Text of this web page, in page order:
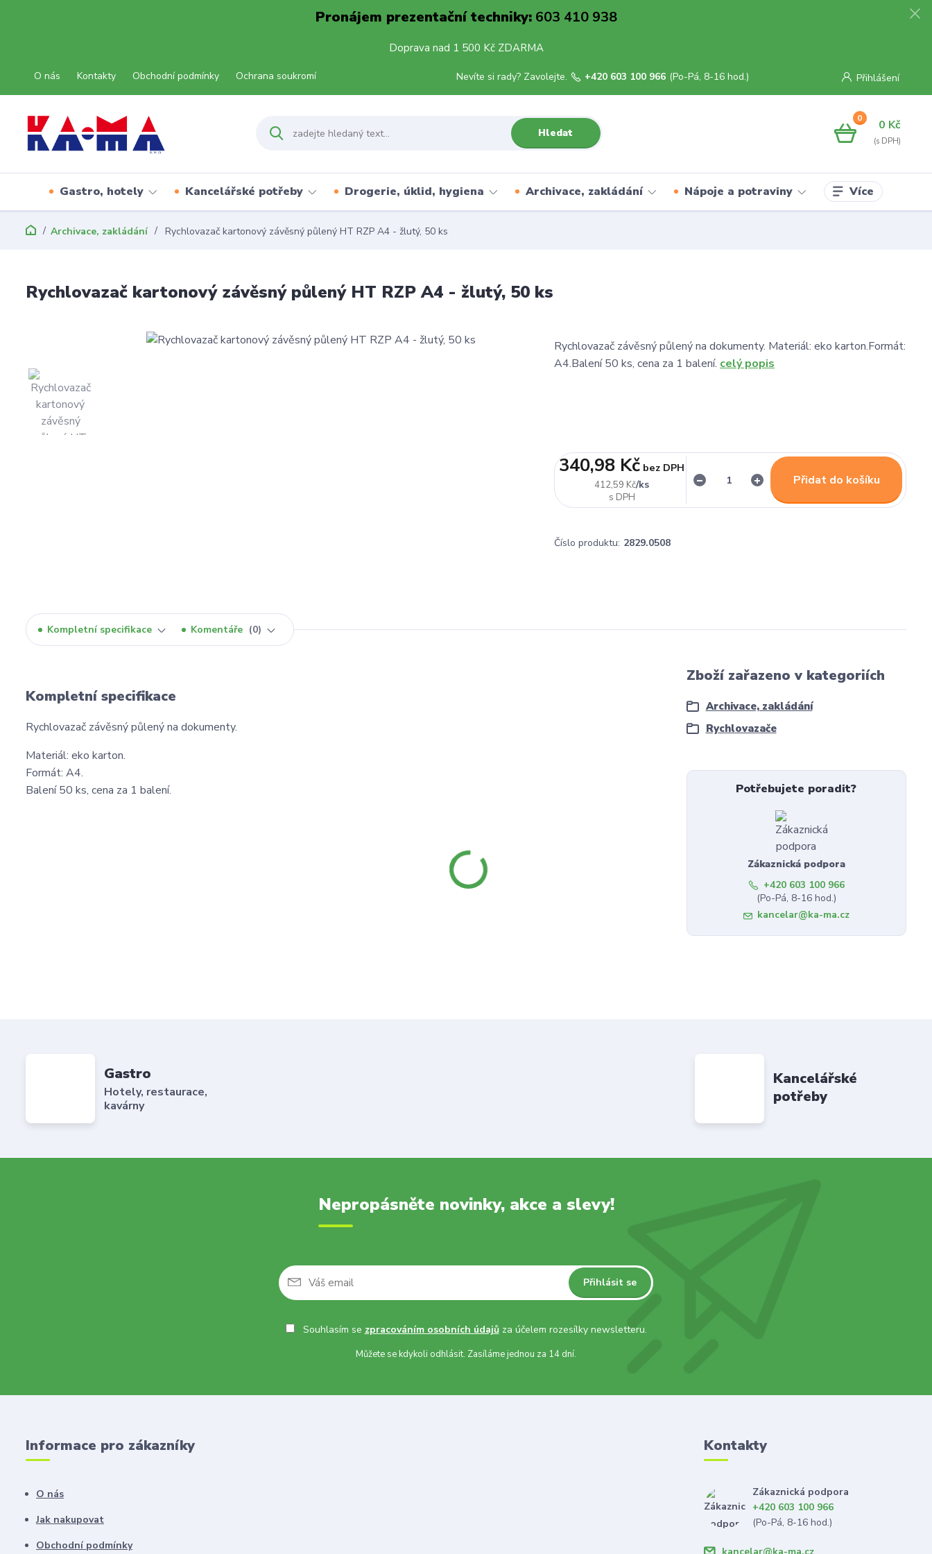
Pronájem prezentační techniky:603 410 938
Doprava nad 1 500 Kč ZDARMA
O nás Kontakty Obchodní podmínky Ochrana soukromí Přihlášení
Hledat
Nevíte si rady? Zavolejte. +420 603 100 966 (Po-Pá, 8-16 hod.)
0 0 Kč
Gastro, hotely Kancelářské potřeby Drogerie, úklid, hygiena Archivace, zakládání Nápoje a potraviny Více
Archivace, zakládání Rychlovazač kartonový závěsný půlený HT RZP A4 - žlutý, 50 ks
Rychlovazač kartonový závěsný půlený HT RZP A4 - žlutý, 50 ks
Rychlovazač závěsný půlený na dokumenty. Materiál: eko karton.Formát:
A4.Balení 50 ks, cena za 1 balení. celý popis
412,59 Kč/ks
340,98 Kč bez DPH
Přidat do košíku
Číslo produktu: 2829.0508
Kompletní specifikace Komentáře 0
Kompletní specifikace
Rychlovazač závěsný půlený na dokumenty.
Materiál: eko karton.
Formát: A4.
Balení 50 ks, cena za 1 balení.
Zboží zařazeno v kategoriích
Archivace, zakládání
Rychlovazače
Potřebujete poradit?
Zákaznická podpora
+420 603 100 966
(Po-Pá, 8-16 hod.)
kancelar@ka-ma.cz
Gastro
Hotely, restaurace,
kavárny
Kancelářské
potřeby
Nepropásněte novinky, akce a slevy!
Přihlásit se
Souhlasím se zpracováním osobních údajůza účelem rozesílky newsletteru.
Můžete se kdykoli odhlásit. Zasíláme jednou za 14 dní.
Informace pro zákazníky
O nás
Jak nakupovat
Obchodní podmínky
Kontakty
Zákaznická podpora
+420 603 100 966
(Po-Pá, 8-16 hod.)